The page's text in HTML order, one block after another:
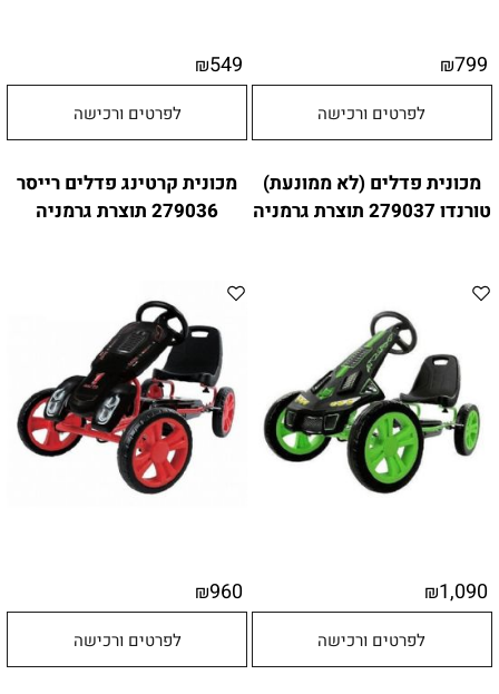
₪799
לפרטים ורכישה
₪549
לפרטים ורכישה
מכונית פדלים (לא ממונעת)
טורנדו 279037 תוצרת גרמניה
₪1,090
לפרטים ורכישה
מכונית קרטינג פדלים רייסר
279036 תוצרת גרמניה
₪960
לפרטים ורכישה